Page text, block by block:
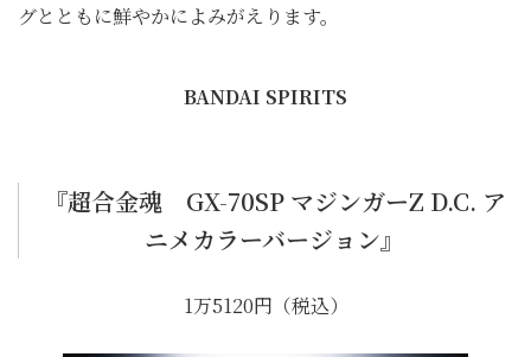
グとともに鮮やかによみがえります。
BANDAI SPIRITS
『超合金魂 GX-70SP マジンガーZ D.C. ア
ニメカラーバージョン』
1万5120円（税込）